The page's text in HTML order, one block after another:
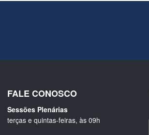
FALE CONOSCO
Sessões Plenárias
terças e quintas-feiras, às 09h